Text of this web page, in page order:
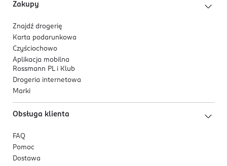
Zakupy
Znajdź drogerię
Karta podarunkowa
Czyściochowo
Aplikacja mobilna
Rossmann PL i Klub
Drogeria internetowa
Marki
Obsługa klienta
FAQ
Pomoc
Dostawa